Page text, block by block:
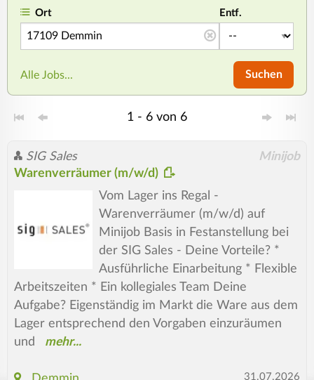
Ort Entf.
Alle Jobs... Suchen
1 - 6 von 6
SIG Sales Minijob
Warenverräumer (m/w/d)
Vom Lager ins Regal -
Warenverräumer (m/w/d) auf
Minijob Basis in Festanstellung bei
der SIG Sales - Deine Vorteile? *
Ausführliche Einarbeitung * Flexible
Arbeitszeiten * Ein kollegiales Team Deine
Aufgabe? Eigenständig im Markt die Ware aus dem
Lager entsprechend den Vorgaben einzuräumen
und
31.07.2026